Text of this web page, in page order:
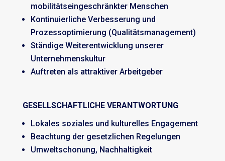
mobilitätseingeschränkter Menschen
Kontinuierliche Verbesserung und
Prozessoptimierung (Qualitätsmanagement)
Ständige Weiterentwicklung unserer
Unternehmenskultur
Auftreten als attraktiver Arbeitgeber
GESELLSCHAFTLICHE VERANTWORTUNG
Lokales soziales und kulturelles Engagement
Beachtung der gesetzlichen Regelungen
Umweltschonung, Nachhaltigkeit